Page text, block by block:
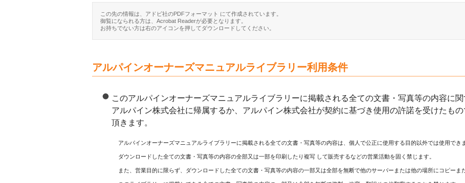
この先の情報は、アドビ社のPDFフォーマット にて作成されています。
御覧になられる方は、Acrobat Readerが必要となります。
お持ちでない方は右のアイコンを押してダウンロードしてください。
アルパインオーナーズマニュアルライブラリー利用条件
このアルパインオーナーズマニュアルライブラリーに掲載される全ての文書・写真等の内容に関
アルパイン株式会社に帰属するか、アルパイン株式会社が契約に基づき使用の許諾を受けたも
頂きます。
アルパインオーナーズマニュアルライブラリーに掲載される全ての文書・写真等の内容は、個人で公正に使用する目的以外では使用でき
ダウンロードした全ての文書・写真等の内容の全部又は一部を印刷したり複写 して販売するなどの営業活動を固く禁じます。
また、営業目的に限らず、ダウンロードした全ての文書・写真等の内容の一部又は全部を無断で他のサーバーまたは他の場所にコピーま